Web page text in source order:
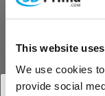
This website
We use cookies
provide social
Flexibel
kolfiber, flexibla
extrudering kan du
funktionella modeller